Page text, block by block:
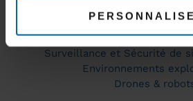
Production et
Couverture
Surveillance et Sécurité de
Environnements
Drones &